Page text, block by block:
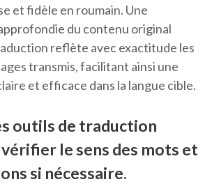
et fidèle en roumain. Une
du contenu original
reflète avec exactitude les
transmis, facilitant ainsi une
et efficace dans la langue cible.
outils de traduction
le sens des mots et
si nécessaire.